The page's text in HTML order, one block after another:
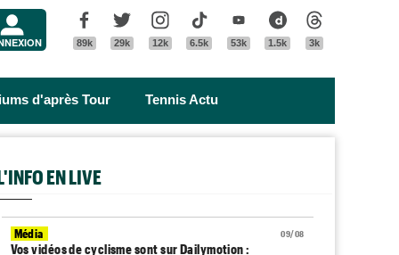
Facebook
89k
Twitter
29k
Instagram
12k
Tik Tok
6.5k
Youtube
53k
Dailymotion
1.5k 3k
d'après Tour Tennis Actu
EN LIVE
09/08
Média
Vos vidéos de cyclisme sont sur Dailymotion :